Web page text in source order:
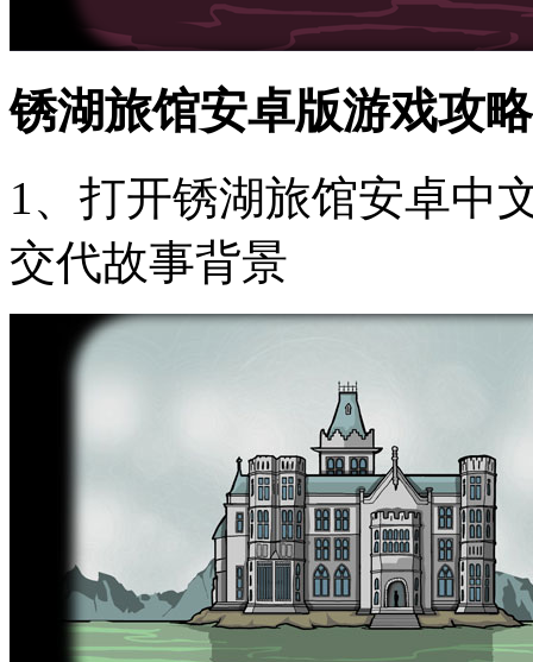
锈湖旅馆安卓版游戏攻略
1、打开锈湖旅馆安卓中
交代故事背景